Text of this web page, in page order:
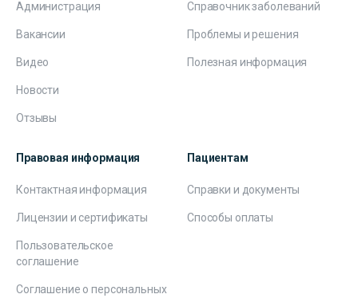
Администрация
Вакансии
Видео
Новости
Отзывы
Справочник заболеваний
Проблемы и решения
Полезная информация
Правовая информация
Контактная информация
Лицензии и сертификаты
Пользовательское
соглашение
Соглашение о персональных
Пациентам
Справки и документы
Способы оплаты